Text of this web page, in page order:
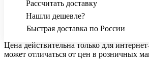
Рассчитать доставку
Нашли дешевле?
Быстрая доставка по России
Цена действительна только для
может отличаться от цен в розничных